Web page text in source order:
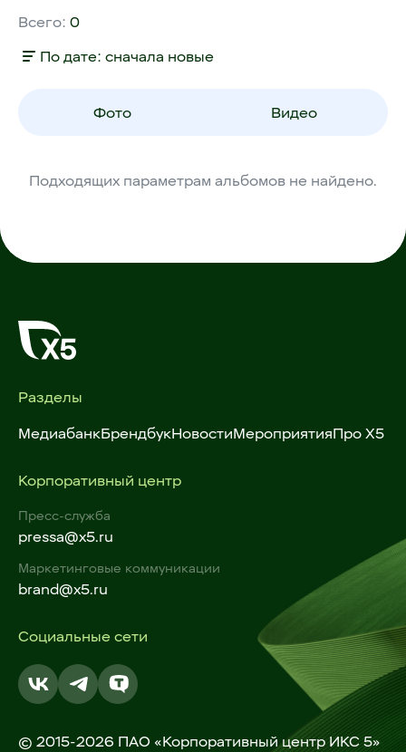
Всего: 0
Фото Видео
По дате: сначала новые
Подходящих параметрам альбомов не найдено.
Разделы
МедиабанкБрендбукНовостиМероприятияПро X5
Корпоративный центр
Пресс-служба
pressa@x5.ru
Маркетинговые коммуникации
brand@x5.ru
Социальные сети
© 2015-2026 ПАО «Корпоративный центр ИКС 5»